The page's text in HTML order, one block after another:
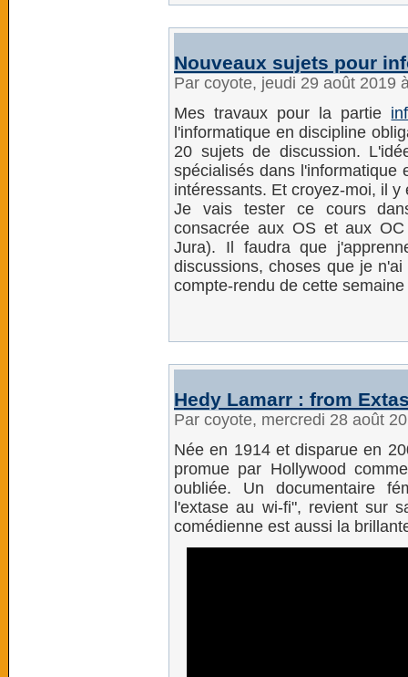
Nouveaux sujets pour
Par coyote, jeudi 29 août 2019
Mes travaux pour la partie
l'informatique en discipline
20 sujets de discussion.
spécialisés dans l'informatique
intéressants. Et croyez-moi, il y
Je vais tester ce cours
consacrée aux OS et aux
Jura). Il faudra que
discussions, choses que je
compte-rendu de cette
Hedy Lamarr : from
Par coyote, mercredi 28 août
Née en 1914 et disparue en
promue par Hollywood
oubliée. Un documentaire
l'extase au wi-fi", revient sur
comédienne est aussi la